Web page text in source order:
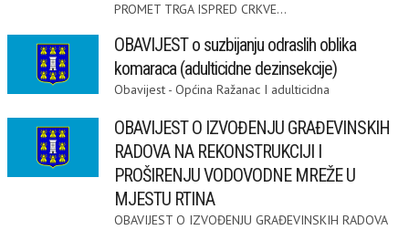
PROMET TRGA ISPRED CRKVE...
OBAVIJEST o suzbijanju odraslih oblika
komaraca (adulticidne dezinsekcije)
Obavijest - Općina Ražanac I adulticidna
OBAVIJEST O IZVOĐENJU GRAĐEVINSKIH
RADOVA NA REKONSTRUKCIJI I
PROŠIRENJU VODOVODNE MREŽE U
MJESTU RTINA
OBAVIJEST O IZVOĐENJU GRAĐEVINSKIH RADOVA